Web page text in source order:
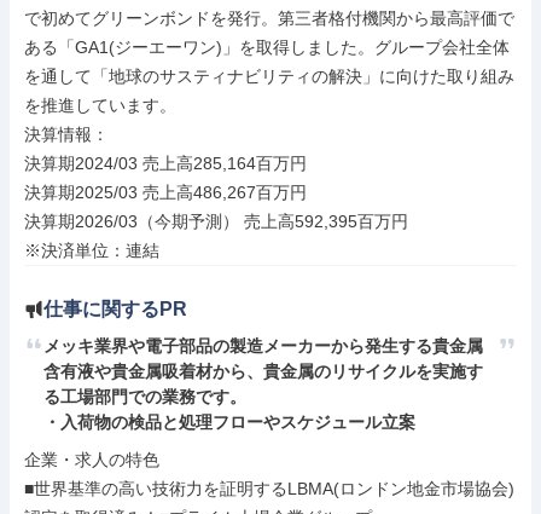
で初めてグリーンボンドを発行。第三者格付機関から最高評価で
ある「GA1(ジーエーワン)」を取得しました。グループ会社全体
を通して「地球のサスティナビリティの解決」に向けた取り組み
を推進しています。
決算情報：
決算期2024/03 売上高285,164百万円
決算期2025/03 売上高486,267百万円
決算期2026/03（今期予測） 売上高592,395百万円
※決済単位：連結
仕事に関するPR
メッキ業界や電子部品の製造メーカーから発生する貴金属
含有液や貴金属吸着材から、貴金属のリサイクルを実施す
る工場部門での業務です。
・入荷物の検品と処理フローやスケジュール立案
企業・求人の特色
■世界基準の高い技術力を証明するLBMA(ロンドン地金市場協会)